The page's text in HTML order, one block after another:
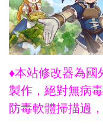
♦本站修改器為
製作，絕對無病
防毒軟體掃描過